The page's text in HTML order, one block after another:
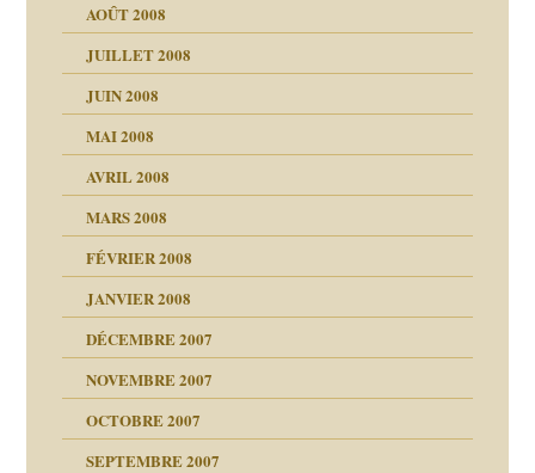
AOÛT 2008
JUILLET 2008
JUIN 2008
MAI 2008
aujourd’hui
AVRIL 2008
MARS 2008
FÉVRIER 2008
à lui
JANVIER 2008
DÉCEMBRE 2007
printemps
NOVEMBRE 2007
OCTOBRE 2007
SEPTEMBRE 2007